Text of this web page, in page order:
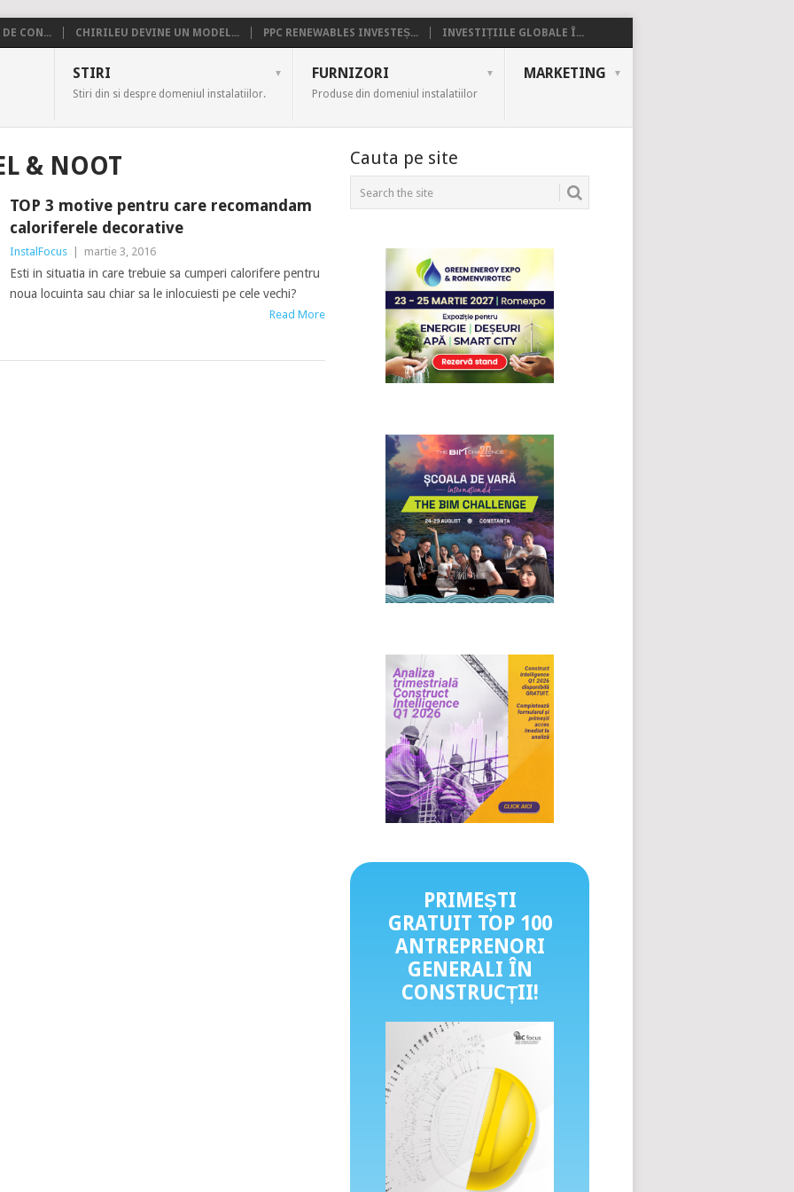
CON... CHIRILEU DEVINE UN MODEL... PPC RENEWABLES INVESTEȘ... INVESTIȚIILE GLOBALE Î...
STIRI
Stiri din si despre domeniul instalatiilor.
FURNIZORI
Produse din domeniul instalatiilor
MARKETING
& NOOT
TOP 3 motive pentru care recomandam
caloriferele decorative
InstalFocus martie 3, 2016
Esti in situatia in care trebuie sa cumperi calorifere pentru
noua locuinta sau chiar sa le inlocuiesti pe cele vechi?
Read More
Cauta pe site
PRIMEȘTI
GRATUIT TOP 100
ANTREPRENORI
GENERALI ÎN
CONSTRUCȚII!